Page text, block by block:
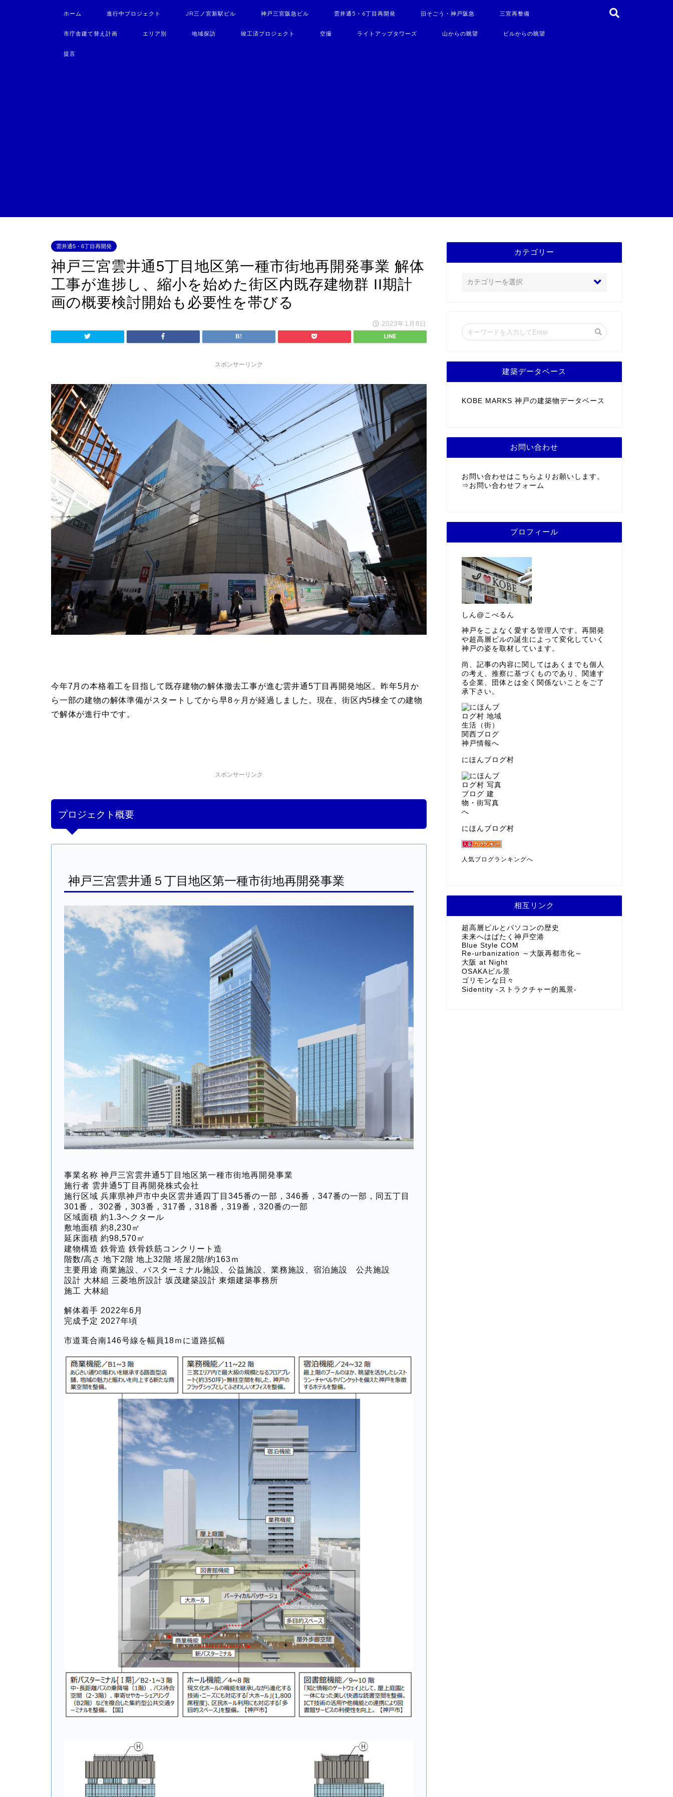
ホーム 進行中プロジェクト JR三ノ宮新駅ビル 神戸三宮阪急ビル 雲井通5・6丁目再開発 旧そごう・神戸阪急 三宮再整備
市庁舎建て替え計画 エリア別 地域探訪 竣工済プロジェクト 空撮 ライトアップタワーズ 山からの眺望 ビルからの眺望
提言
雲井通5・6丁目再開発
神戸三宮雲井通5丁目地区第一種市街地再開発事業 解体
工事が進捗し、縮小を始めた街区内既存建物群 II期計
画の概要検討開始も必要性を帯びる
2023年1月8日
スポンサーリンク
今年7月の本格着工を目指して既存建物の解体撤去工事が進む雲井通5丁目再開発地区。昨年5月か
ら一部の建物の解体準備がスタートしてから早8ヶ月が経過しました。現在、街区内5棟全ての建物
で解体が進行中です。
スポンサーリンク
プロジェクト概要
神戸三宮雲井通５丁目地区第一種市街地再開発事業
事業名称 神戸三宮雲井通5丁目地区第一種市街地再開発事業
施行者 雲井通5丁目再開発株式会社
施行区域 兵庫県神戸市中央区雲井通四丁目345番の一部，346番，347番の一部，同五丁目
301番， 302番，303番，317番，318番，319番，320番の一部
区域面積 約1.3ヘクタール
敷地面積 約8,230㎡
延床面積 約98,570㎡
建物構造 鉄骨造 鉄骨鉄筋コンクリート造
階数/高さ 地下2階 地上32階 塔屋2階/約163ｍ
主要用途 商業施設、バスターミナル施設、公益施設、業務施設、宿泊施設 公共施設
設計 大林組 三菱地所設計 坂茂建築設計 東畑建築事務所
施工 大林組
解体着手 2022年6月
完成予定 2027年頃
市道葺合南146号線を幅員18ｍに道路拡幅
カテゴリー
建築データベース
KOBE MARKS 神戸の建築物データベース
お問い合わせ
お問い合わせはこちらよりお願いします。
⇒ お問い合わせフォーム
プロフィール
しん@こべるん
神戸をこよなく愛する管理人です。再開発
や超高層ビルの誕生によって変化していく
神戸の姿を取材しています。
尚、記事の内容に関してはあくまでも個人
の考え、推察に基づくものであり、関連す
る企業、団体とは全く関係ないことをご了
承下さい。
にほんブログ村
にほんブログ村
人気ブログランキングへ
相互リンク
超高層ビルとパソコンの歴史
未来へはばたく神戸空港
Blue Style COM
Re-urbanization ～大阪再都市化～
大阪 at Night
OSAKAビル景
ゴリモンな日々
Sidentity -ストラクチャー的風景-